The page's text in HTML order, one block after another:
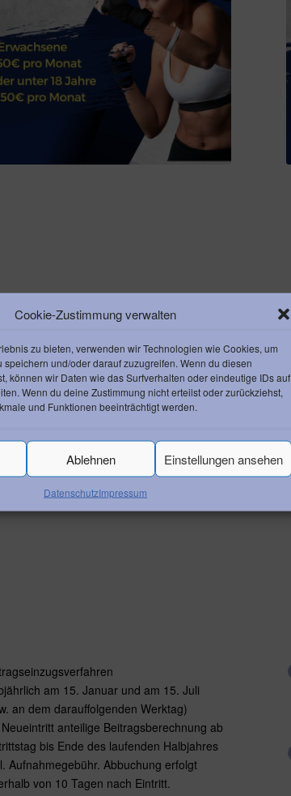
Cookie-Zustimmung verwalten
zu bieten, verwenden wir Technologien wie Cookies, um
speichern und/oder darauf zuzugreifen. Wenn du diesen
können wir Daten wie das Surfverhalten oder eindeutige IDs auf
Wenn du deine Zustimmung nicht erteilst oder zurückziehst,
und Funktionen beeinträchtigt werden.
Ablehnen Einstellungen ansehen
DatenschutzImpressum
am 15. Januar und am 15. Juli
an dem darauffolgenden Werktag)
anteilige Beitragsberechnung ab
bis Ende des laufenden Halbjahres
Aufnahmegebühr. Abbuchung erfolgt
von 10 Tagen nach Eintritt.